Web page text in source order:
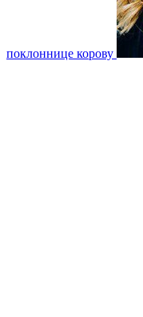
поклоннице корову